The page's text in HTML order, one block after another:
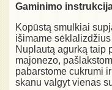
Gaminimo
Kopūstą smulkiai
išimame
Nuplautą agurką taip
majonezo,
pabarstome cukrumi
skanu valgyt vienas